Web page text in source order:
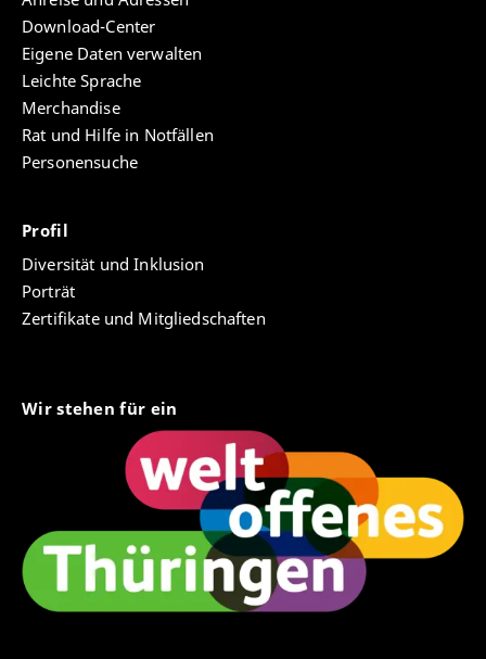
Download-Center
Eigene Daten verwalten
Leichte Sprache
Merchandise
Rat und Hilfe in Notfällen
Personensuche
Profil
Diversität und Inklusion
Porträt
Zertifikate und Mitgliedschaften
Wir stehen für ein